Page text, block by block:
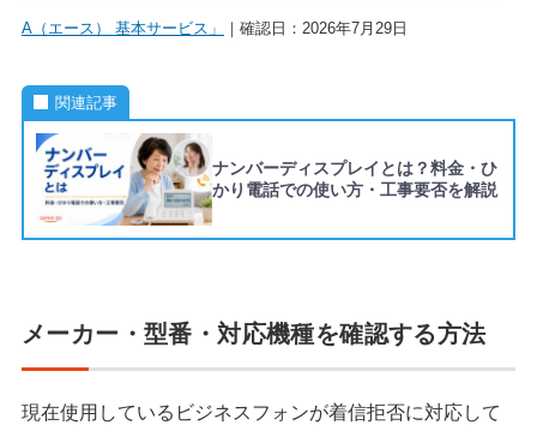
A（エース） 基本サービス」 ｜確認日：2026年7月29日
関連記事
ナンバーディスプレイとは？料金・ひ
かり電話での使い方・工事要否を解説
メーカー・型番・対応機種を確認する方法
現在使用しているビジネスフォンが着信拒否に対応して